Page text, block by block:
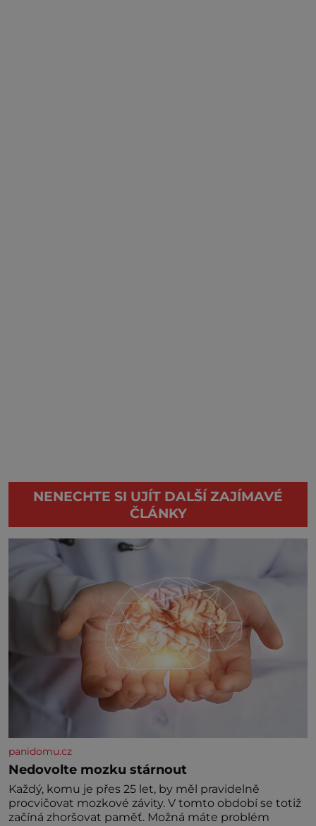
NENECHTE SI UJÍT DALŠÍ ZAJÍMAVÉ
ČLÁNKY
panidomu.cz
Nedovolte mozku stárnout
Každý, komu je přes 25 let, by měl pravidelně
procvičovat mozkové závity. V tomto období se totiž
začíná zhoršovat paměť. Možná máte problém